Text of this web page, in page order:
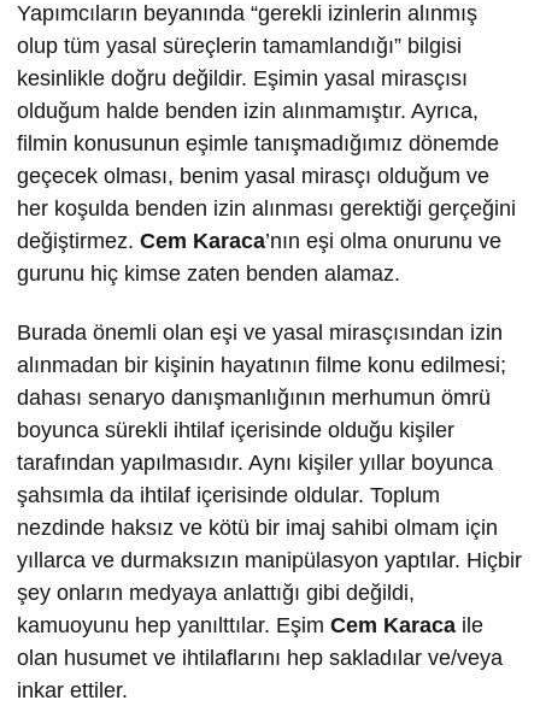
Yapımcıların beyanında “gerekli izinlerin alınmış
olup tüm yasal süreçlerin tamamlandığı” bilgisi
kesinlikle doğru değildir. Eşimin yasal mirasçısı
olduğum halde benden izin alınmamıştır. Ayrıca,
filmin konusunun eşimle tanışmadığımız dönemde
geçecek olması, benim yasal mirasçı olduğum ve
her koşulda benden izin alınması gerektiği gerçeğini
değiştirmez. Cem Karaca’nın eşi olma onurunu ve
gurunu hiç kimse zaten benden alamaz.
Burada önemli olan eşi ve yasal mirasçısından izin
alınmadan bir kişinin hayatının filme konu edilmesi;
dahası senaryo danışmanlığının merhumun ömrü
boyunca sürekli ihtilaf içerisinde olduğu kişiler
tarafından yapılmasıdır. Aynı kişiler yıllar boyunca
şahsımla da ihtilaf içerisinde oldular. Toplum
nezdinde haksız ve kötü bir imaj sahibi olmam için
yıllarca ve durmaksızın manipülasyon yaptılar. Hiçbir
şey onların medyaya anlattığı gibi değildi,
kamuoyunu hep yanılttılar. Eşim Cem Karaca ile
olan husumet ve ihtilaflarını hep sakladılar ve/veya
inkar ettiler.